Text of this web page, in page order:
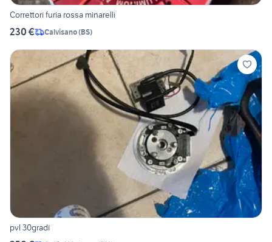
Correttori furia rossa minarelli
230 € Calvisano(BS)
pvl 30gradi